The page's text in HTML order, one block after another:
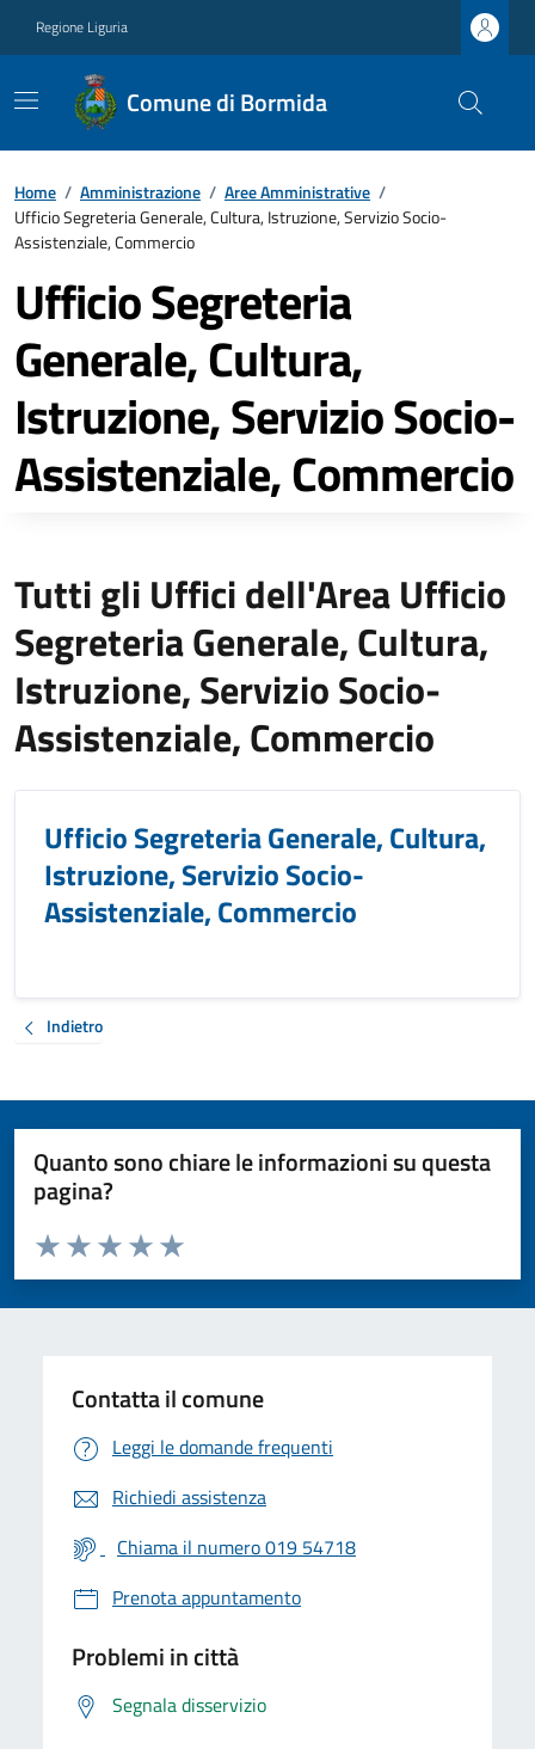
Regione Liguria
Comune di Bormida
Home / Amministrazione / Aree Amministrative /
Ufficio Segreteria Generale, Cultura, Istruzione, Servizio Socio-
Assistenziale, Commercio
Ufficio Segreteria
Generale, Cultura,
Istruzione, Servizio Socio-
Assistenziale, Commercio
Tutti gli Uffici dell'Area Ufficio
Segreteria Generale, Cultura,
Istruzione, Servizio Socio-
Assistenziale, Commercio
Ufficio Segreteria Generale, Cultura,
Istruzione, Servizio Socio-
Assistenziale, Commercio
Indietro
Quanto sono chiare le informazioni su questa
pagina?
Valuta da 1 a 5 stelle la pagina
Valuta 5 stelle su 5
Valuta 4 stelle su 5
Valuta 3 stelle su 5
Valuta 2 stelle su 5
Valuta 1 stelle su 5
Contatta il comune
Leggi le domande frequenti
Richiedi assistenza
Chiama il numero 019 54718
Prenota appuntamento
Problemi in città
Segnala disservizio